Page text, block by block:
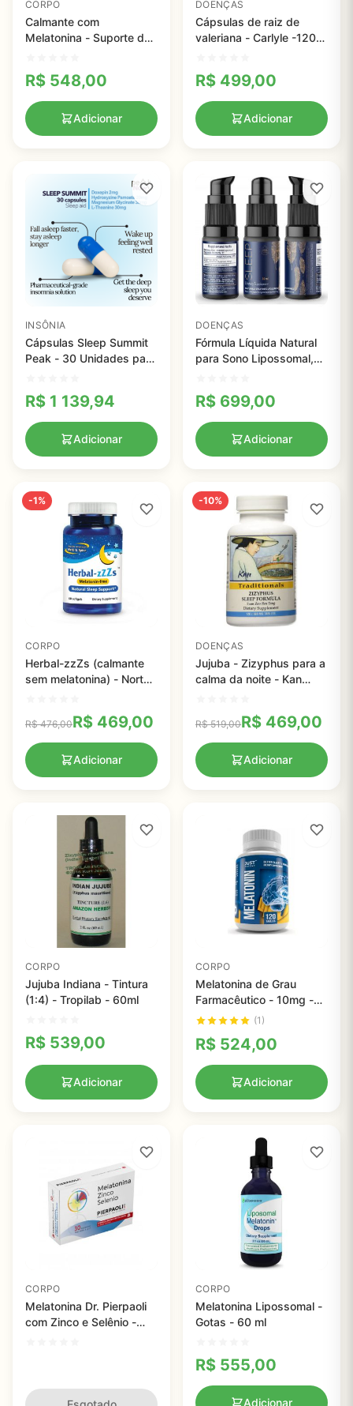
CORPO
Calmante com
Melatonina - Suporte de
R$ 548,00
Adicionar
DOENÇAS
Cápsulas de raiz de
valeriana - Carlyle -1200
R$ 499,00
Adicionar
INSÔNIA
Cápsulas Sleep Summit
Peak - 30 Unidades para
R$ 1 139,94
Adicionar
DOENÇAS
Fórmula Líquida Natural
para Sono Lipossomal,
Combinação de GABA,
Melatonina e Glutationa,
Além Lipossômico, 3
R$ 699,00
Adicionar
-1%
CORPO
Herbal-zzZs (calmante
sem melatonina) - North
R$476,00R$ 469,00
Adicionar
-10%
DOENÇAS
Jujuba - Zizyphus para a
calma da noite - Kan
R$519,00R$ 469,00
Adicionar
CORPO
Jujuba Indiana - Tintura
(1:4) - Tropilab - 60ml
R$ 539,00
Adicionar
CORPO
Melatonina de Grau
Farmacêutico - 10mg -
120 comprimidos para
(1)
R$ 524,00
Adicionar
CORPO
Melatonina Dr. Pierpaoli
com Zinco e Selênio -
CORPO
Melatonina Lipossomal -
Gotas - 60 ml
R$ 555,00
Adicionar